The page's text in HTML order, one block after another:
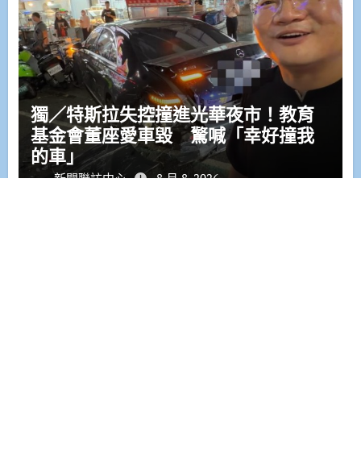
獨／特斯拉失控撞進光華夜市！教育
基金會董座愛車毀 驚喊「幸好撞我
的車」
新聞聯訪中心 8 月 8, 2026